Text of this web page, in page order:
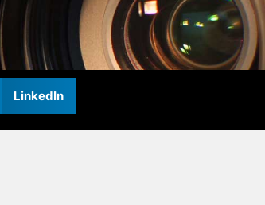
LinkedIn